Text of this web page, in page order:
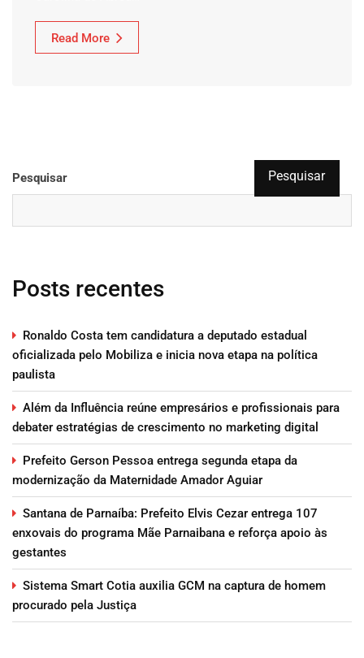
Read More
Pesquisar Pesquisar
Posts recentes
Ronaldo Costa tem candidatura a deputado estadual
oficializada pelo Mobiliza e inicia nova etapa na política
paulista
Além da Influência reúne empresários e profissionais para
debater estratégias de crescimento no marketing digital
Prefeito Gerson Pessoa entrega segunda etapa da
modernização da Maternidade Amador Aguiar
Santana de Parnaíba: Prefeito Elvis Cezar entrega 107
enxovais do programa Mãe Parnaibana e reforça apoio às
gestantes
Sistema Smart Cotia auxilia GCM na captura de homem
procurado pela Justiça